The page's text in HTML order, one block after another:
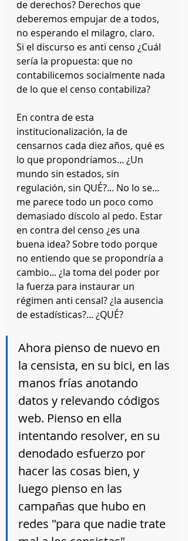
de derechos? Derechos que
deberemos empujar de a todos,
no esperando el milagro, claro.
Si el discurso es anti censo ¿Cuál
sería la propuesta: que no
contabilicemos socialmente nada
de lo que el censo contabiliza?
En contra de esta
institucionalización, la de
censarnos cada diez años, qué es
lo que propondríamos... ¿Un
mundo sin estados, sin
regulación, sin QUÉ?... No lo se...
me parece todo un poco como
demasiado díscolo al pedo. Estar
en contra del censo ¿es una
buena idea? Sobre todo porque
no entiendo que se propondría a
cambio... ¿la toma del poder por
la fuerza para instaurar un
régimen anti censal? ¿la ausencia
de estadísticas?... ¿QUÉ?
Ahora pienso de nuevo en
la censista, en su bici, en las
manos frías anotando
datos y relevando códigos
web. Pienso en ella
intentando resolver, en su
denodado esfuerzo por
hacer las cosas bien, y
luego pienso en las
campañas que hubo en
redes "para que nadie trate